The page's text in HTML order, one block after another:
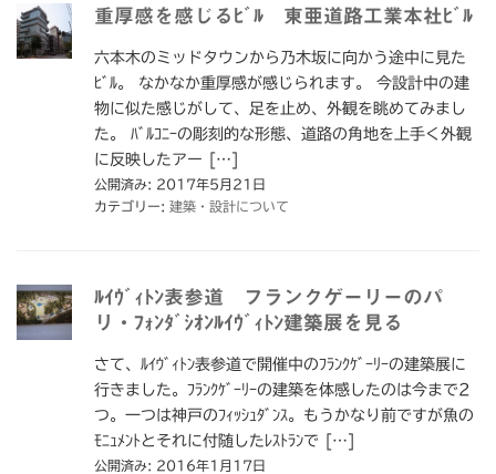
重厚感を感じるﾋﾞﾙ 東亜道路工業本社ﾋﾞﾙ
六本木のミッドタウンから乃木坂に向かう途中に見た
ﾋﾞﾙ。 なかなか重厚感が感じられます。 今設計中の建
物に似た感じがして、足を止め、外観を眺めてみまし
た。 ﾊﾞﾙｺﾆｰの彫刻的な形態、道路の角地を上手く外観
に反映したアー […]
公開済み: 2017年5月21日
カテゴリー: 建築・設計について
ﾙｲｳﾞｨﾄﾝ表参道 フランクゲーリーのパ
リ・ﾌｫﾝﾀﾞｼｵﾝﾙｲｳﾞｨﾄﾝ建築展を見る
さて、ﾙｲｳﾞｨﾄﾝ表参道で開催中のﾌﾗﾝｸｹﾞｰﾘｰの建築展に
行きました。ﾌﾗﾝｸｹﾞｰﾘｰの建築を体感したのは今まで2
つ。一つは神戸のﾌｨｯｼｭﾀﾞﾝｽ。もうかなり前ですが魚の
ﾓﾆｭﾒﾝﾄとそれに付随したﾚｽﾄﾗﾝで […]
公開済み: 2016年1月17日